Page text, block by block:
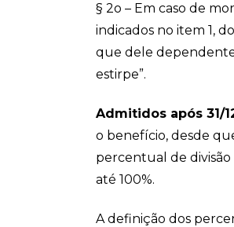
§ 2o – Em caso de
indicados no item 1,
que dele
estirpe”.
Admitidos após 31/
o benefício, desde
percentual de
até 100%.
A definição dos